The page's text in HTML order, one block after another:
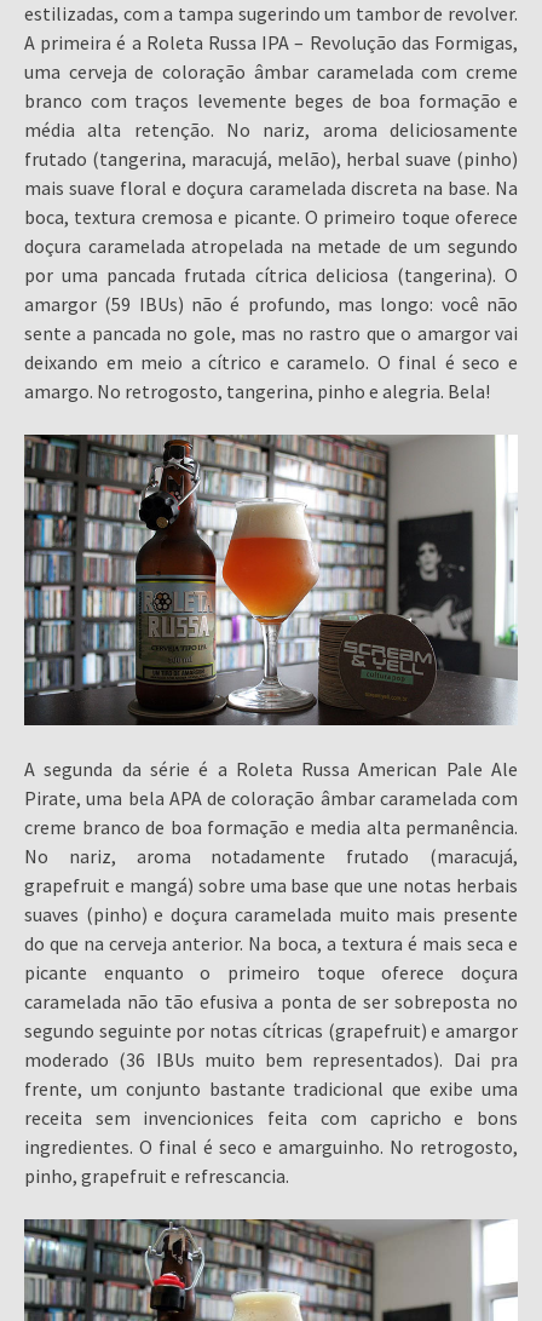
estilizadas, com a tampa sugerindo um tambor de revolver.
A primeira é a Roleta Russa IPA – Revolução das Formigas,
uma cerveja de coloração âmbar caramelada com creme
branco com traços levemente beges de boa formação e
média alta retenção. No nariz, aroma deliciosamente
frutado (tangerina, maracujá, melão), herbal suave (pinho)
mais suave floral e doçura caramelada discreta na base. Na
boca, textura cremosa e picante. O primeiro toque oferece
doçura caramelada atropelada na metade de um segundo
por uma pancada frutada cítrica deliciosa (tangerina). O
amargor (59 IBUs) não é profundo, mas longo: você não
sente a pancada no gole, mas no rastro que o amargor vai
deixando em meio a cítrico e caramelo. O final é seco e
amargo. No retrogosto, tangerina, pinho e alegria. Bela!
A segunda da série é a Roleta Russa American Pale Ale
Pirate, uma bela APA de coloração âmbar caramelada com
creme branco de boa formação e media alta permanência.
No nariz, aroma notadamente frutado (maracujá,
grapefruit e mangá) sobre uma base que une notas herbais
suaves (pinho) e doçura caramelada muito mais presente
do que na cerveja anterior. Na boca, a textura é mais seca e
picante enquanto o primeiro toque oferece doçura
caramelada não tão efusiva a ponta de ser sobreposta no
segundo seguinte por notas cítricas (grapefruit) e amargor
moderado (36 IBUs muito bem representados). Dai pra
frente, um conjunto bastante tradicional que exibe uma
receita sem invencionices feita com capricho e bons
ingredientes. O final é seco e amarguinho. No retrogosto,
pinho, grapefruit e refrescancia.